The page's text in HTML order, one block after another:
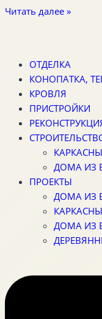
Читать далее »
ОТДЕЛКА
КОНОПАТКА,
КРОВЛЯ
ПРИСТРОЙКИ
ДОМА ИЗ
ПРОЕКТЫ
ДОМА ИЗ
ДОМА ИЗ